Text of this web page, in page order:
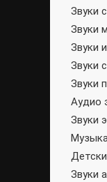
Звуки
Звуки
Звуки
Звуки
Звуки
Аудио
Звуки
Звуки